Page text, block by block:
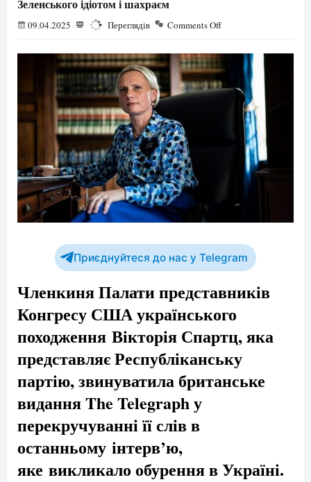
Зеленського ідіотом і шахраєм
09.04.2025 1357 Переглядів Comments Off
Приєднуйтеся до нас у Telegram
Членкиня Палати представників
Конгресу США українського
походження Вікторія Спартц, яка
представляє Республіканську
партію, звинуватила британське
видання The Telegraph у
перекручуванні її слів в
останньому інтерв’ю,
яке викликало обурення в Україні.